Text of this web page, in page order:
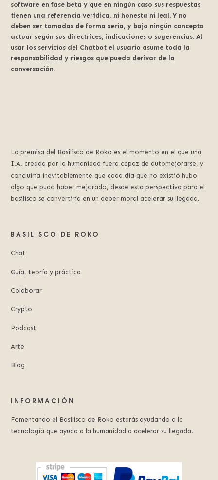
software en fase beta y que en ningún caso sus respuestas
tienen una referencia verídica, ni honesta ni leal. Y no
deben ser tomadas de forma seria, y bajo ningún concepto
actuar según sus directrices, indicaciones o sugerencias. Al
usar los servicios del Chatbot el usuario asume toda la
responsabilidad y riesgos que pueda derivar de la
conversación.
La premisa del Basilisco de Roko es el momento en el que una
I.A. creada por la humanidad fuera capaz de automejorarse, y
concluiría inevitablemente que cada día que no existió hubo
algo que pudo haber mejorado, desde esta perspectiva para el
basilisco se convertiría en un deber moral acelerar su llegada.
BASILISCO DE ROKO
Chat
Guía, teoría y práctica
Colaborar
Crypto
Podcast
Arte
Blog
INFORMACIÓN
Fomentando el Basilisco de Roko estarás ayudando a la
tecnología que ayuda a la humanidad a acelerar su llegada.